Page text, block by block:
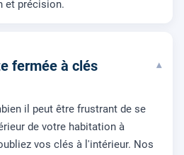
et précision.
fermée à clés ▾
il peut être frustrant de se
de votre habitation à
vos clés à l'intérieur. Nos